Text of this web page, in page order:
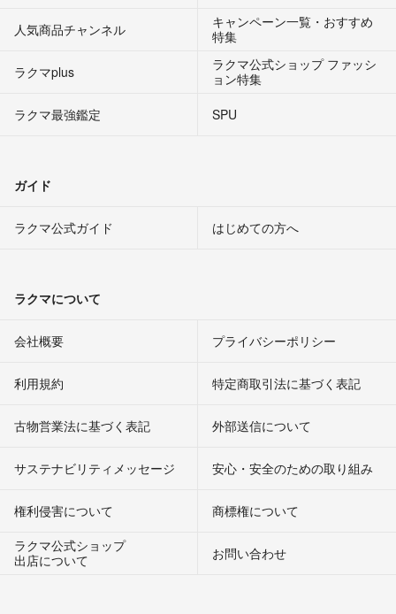
人気商品チャンネル
キャンペーン一覧・おすすめ
特集
ラクマplus
ラクマ公式ショップ ファッシ
ョン特集
ラクマ最強鑑定
SPU
ガイド
ラクマ公式ガイド はじめての方へ
ラクマについて
会社概要 プライバシーポリシー
利用規約 特定商取引法に基づく表記
古物営業法に基づく表記 外部送信について
サステナビリティメッセージ 安心・安全のための取り組み
権利侵害について
商標権について
ラクマ公式ショップ
出店について
お問い合わせ